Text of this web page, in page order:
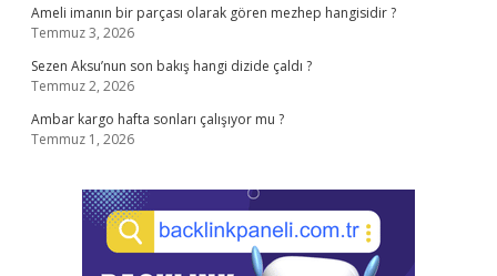
Ameli imanın bir parçası olarak gören mezhep hangisidir ?
Temmuz 3, 2026
Sezen Aksu’nun son bakış hangi dizide çaldı ?
Temmuz 2, 2026
Ambar kargo hafta sonları çalışıyor mu ?
Temmuz 1, 2026